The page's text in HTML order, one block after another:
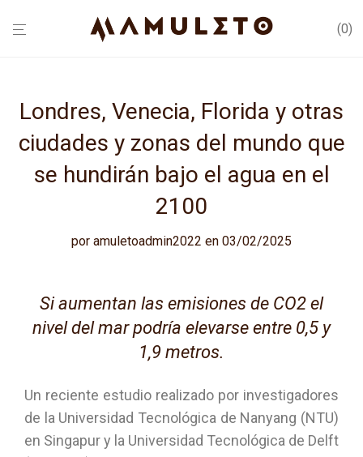
0
Londres, Venecia, Florida y otras
ciudades y zonas del mundo que
se hundirán bajo el agua en el
2100
por amuletoadmin2022 en 03/02/2025
Si aumentan las emisiones de CO2 el
nivel del mar podría elevarse entre 0,5 y
1,9 metros.
Un reciente estudio realizado por investigadores
de la Universidad Tecnológica de Nanyang (NTU)
en Singapur y la Universidad Tecnológica de Delft